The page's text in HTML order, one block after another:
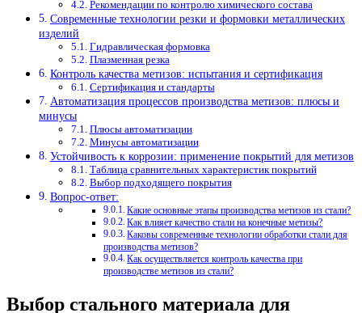
Рекомендации по контролю химического состава
Современные технологии резки и формовки металлических
изделий
Гидравлическая формовка
Плазменная резка
Контроль качества метизов: испытания и сертификация
Сертификация и стандарты
Автоматизация процессов производства метизов: плюсы и
минусы
Плюсы автоматизации
Минусы автоматизации
Устойчивость к коррозии: применение покрытий для метизов
Таблица сравнительных характеристик покрытий
Выбор подходящего покрытия
Вопрос-ответ:
Какие основные этапы производства метизов из стали?
Как влияет качество стали на конечные метизы?
Каковы современные технологии обработки стали для
производства метизов?
Как осуществляется контроль качества при
производстве метизов из стали?
Выбор стального материала для